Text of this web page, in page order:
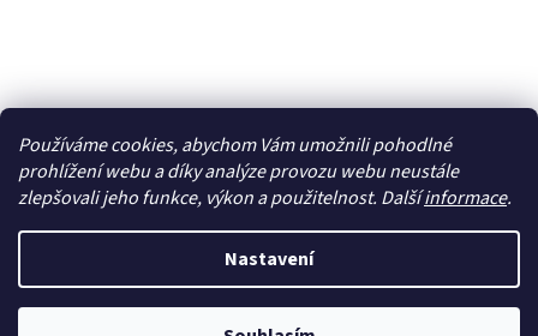
Používáme cookies, abychom Vám umožnili pohodlné
prohlížení webu a díky analýze provozu webu neustále
zlepšovali jeho funkce, výkon a použitelnost. Dalšíinformace.
Nastavení
Sledovat na Instagramu
Copyright 2026cdmc.cz. Všechna práva vyhrazena.Upravit